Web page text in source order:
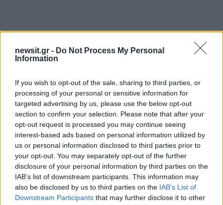
newsit.gr - Do Not Process My Personal
Information
If you wish to opt-out of the sale, sharing to third parties, or
processing of your personal or sensitive information for
targeted advertising by us, please use the below opt-out
section to confirm your selection. Please note that after your
opt-out request is processed you may continue seeing
interest-based ads based on personal information utilized by
us or personal information disclosed to third parties prior to
your opt-out. You may separately opt-out of the further
disclosure of your personal information by third parties on the
IAB’s list of downstream participants. This information may
also be disclosed by us to third parties on the IAB’s List of
Downstream Participants that may further disclose it to other
Αν τα χάσατε
Κατερίνα Καινούργιου:
Λίγοι ήρθαν στο
μαιευτήριο, την πρώτη
μέρα ήταν προληπτικά στη
μονάδα η μικρή
Δήμητρα
Κώστας Τσουρός δεν
επικοινωνήσει μαζί
δε θέλω να το